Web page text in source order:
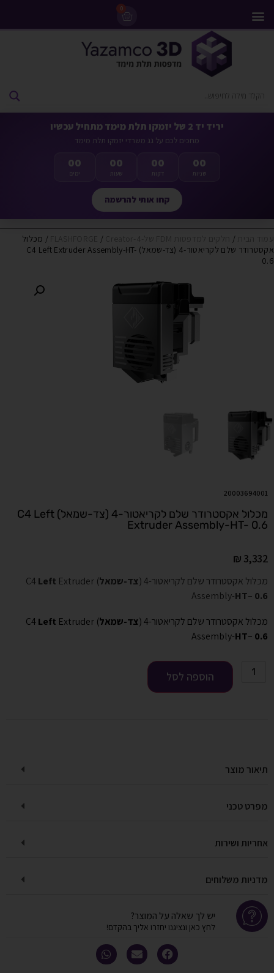
0
יריד יד 2 של יזמקו תלת מימד מתחיל עכשיו
מחכים לכם על גג משרדי יזמקו תלת מימד
00
ימים
00
שעות
00
דקות
00
שניות
קחו אותי להרשמה
/
/
/ מכלול
אקסטרודר שלם לקריאטור-4 (צד-שמאל) C4 Left Extruder Assembly-HT-
0.6
20003694001
מכלול אקסטרודר שלם לקריאטור-4 (צד-שמאל) C4 Left
Extruder Assembly-HT- 0.6
₪ 3,332
מכלול אקסטרודר שלם לקריאטור-4 ( צד-שמאל) C4
Left Extruder
Assembly-HT– 0.6
מכלול אקסטרודר שלם לקריאטור-4 (
צד-שמאל) C4
Left Extruder
Assembly-HT– 0.6
הוספה לסל
תיאור מוצר
מפרט טכני
אחריות ושירות
מדניות משלוחים
יש לך שאלה על המוצר?
לחץ כאן ונציגנו יחזרו אליך בהקדם!